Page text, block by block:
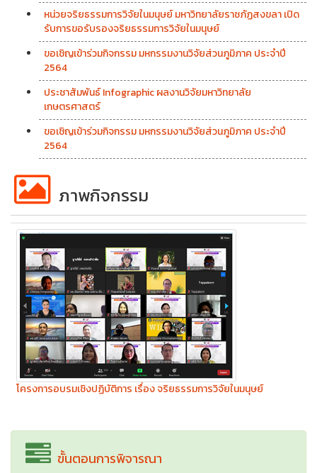
หน่วยจริยธรรมการวิจัยในมนุษย์ มหาวิทยาลัยราชภัฏสงขลา เปิด
รับการขอรับรองจริยธรรมการวิจัยในมนุษย์
ขอเชิญเข้าร่วมกิจกรรม มหกรรมงานวิจัยส่วนภูมิภาค ประจำปี
2564
ประชาสัมพันธ์ Infographic ผลงานวิจัยมหาวิทยาลัย
เกษตรศาสตร์
ขอเชิญเข้าร่วมกิจกรรม มหกรรมงานวิจัยส่วนภูมิภาค ประจำปี
2564
ภาพกิจกรรม
โครงการอบรมเชิงปฏิบัติการ เรื่อง จริยธรรมการวิจัยในมนุษย์
ขั้นตอนการพิจารณา